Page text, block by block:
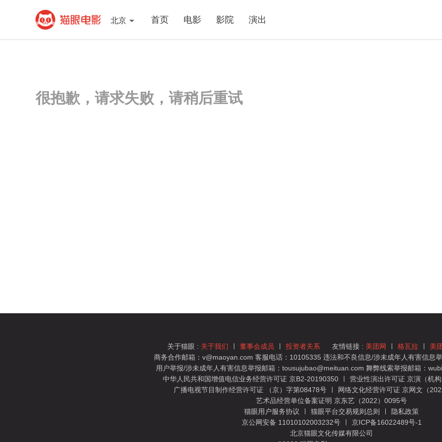
北京 首页 电影 影院 演出
很抱歉，请求失败，请稍后重试
关于猫眼 : 关于我们 董事会成员 投资者关系 友情链接 : 美团网 格瓦拉 美
商务合作邮箱：v@maoyan.com 客服电话：10105335 违法和不良信息/涉未成年人有害信息
用户举报/涉未成年人有害信息举报邮箱：tousujubao@meituan.com 舞弊线索举报邮箱：
中华人民共和国增值电信业务经营许可证 京B2-20190350
营业性演出许可证 京演（机
广播电视节目制作经营许可证 （京）字第08478号
网络文化经营许可证 京网文（
艺术品经营单位备案证明 京东艺（2022）0095号
猫眼用户服务协议
猫眼平台交易规则总则
隐私政策
京公网安备 11010102003232号
京ICP备16022489号-1
北京猫眼文化传媒有限公司